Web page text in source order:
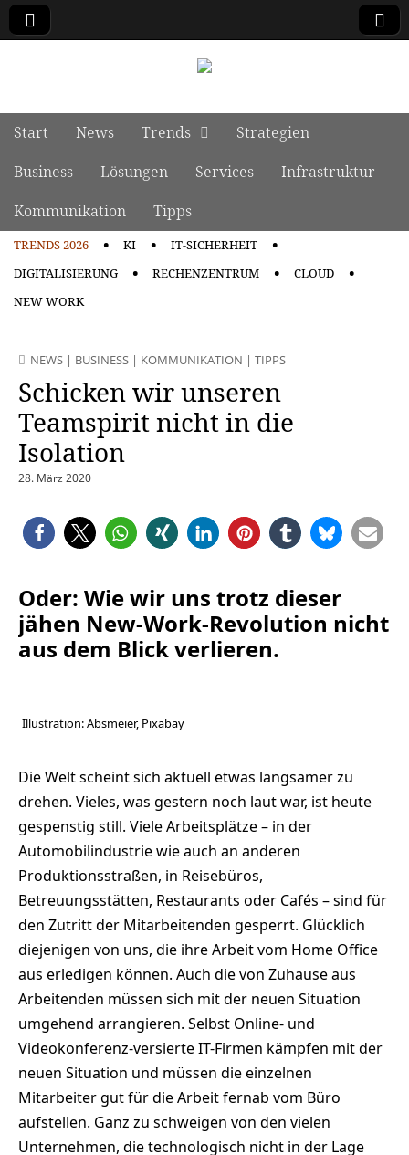
Main menu
Skip to content
Start News Trends
Strategien
Business
Lösungen Services
Infrastruktur
Kommunikation
Tipps
TRENDS 2026 KI
IT-SICHERHEIT
DIGITALISIERUNG
RECHENZENTRUM
CLOUD
NEW WORK
NEWS | BUSINESS | KOMMUNIKATION | TIPPS
Schicken wir unseren
Teamspirit nicht in die
Isolation
28. März 2020
Oder: Wie wir uns trotz dieser
jähen New-Work-Revolution nicht
aus dem Blick verlieren.
Illustration: Absmeier, Pixabay
Die Welt scheint sich aktuell etwas langsamer zu
drehen. Vieles, was gestern noch laut war, ist heute
gespenstig still. Viele Arbeitsplätze – in der
Automobilindustrie wie auch an anderen
Produktionsstraßen, in Reisebüros,
Betreuungsstätten, Restaurants oder Cafés – sind für
den Zutritt der Mitarbeitenden gesperrt. Glücklich
diejenigen von uns, die ihre Arbeit vom Home Office
aus erledigen können. Auch die von Zuhause aus
Arbeitenden müssen sich mit der neuen Situation
umgehend arrangieren. Selbst Online- und
Videokonferenz-versierte IT-Firmen kämpfen mit der
neuen Situation und müssen die einzelnen
Mitarbeiter gut für die Arbeit fernab vom Büro
aufstellen. Ganz zu schweigen von den vielen
Unternehmen, die technologisch nicht in der Lage